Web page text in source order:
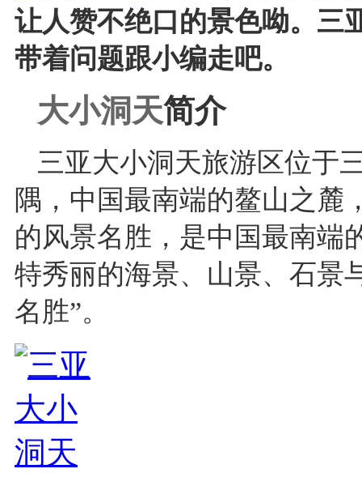
让人赞不绝口的景色呦。三
带着问题跟小编走吧。
大小洞天简介
三亚大小洞天旅游区位于
隅，中国最南端的鳌山之麓
的风景名胜，是中国最南端
特秀丽的海景、山景、石景
名胜”。